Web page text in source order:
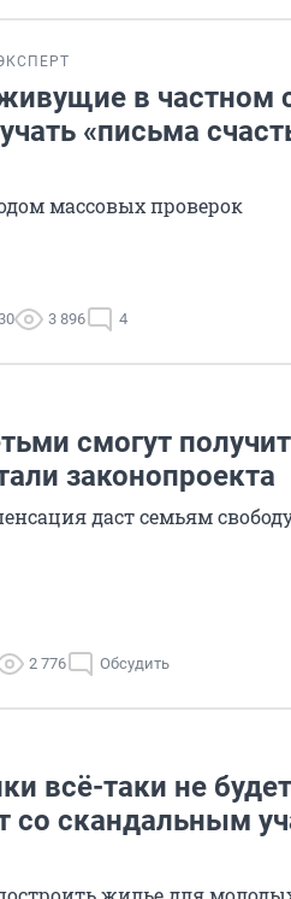
в частном
«письма
массовых проверок
3 896 4
смогут
законопроекта
даст семьям
2 776 Обсудить
всё-таки не
со скандальным